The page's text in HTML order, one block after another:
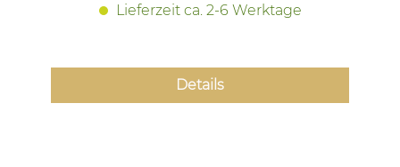
Lieferzeit ca. 2-6 Werktage
Details